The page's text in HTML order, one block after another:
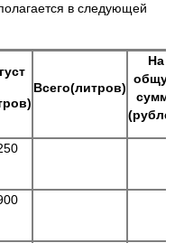
в следующей
Всего(литров)
На
общую
сумму
(рублей)